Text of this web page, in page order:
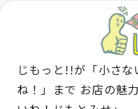
じもっと!!が「小さ
ね！」まで お店の魅